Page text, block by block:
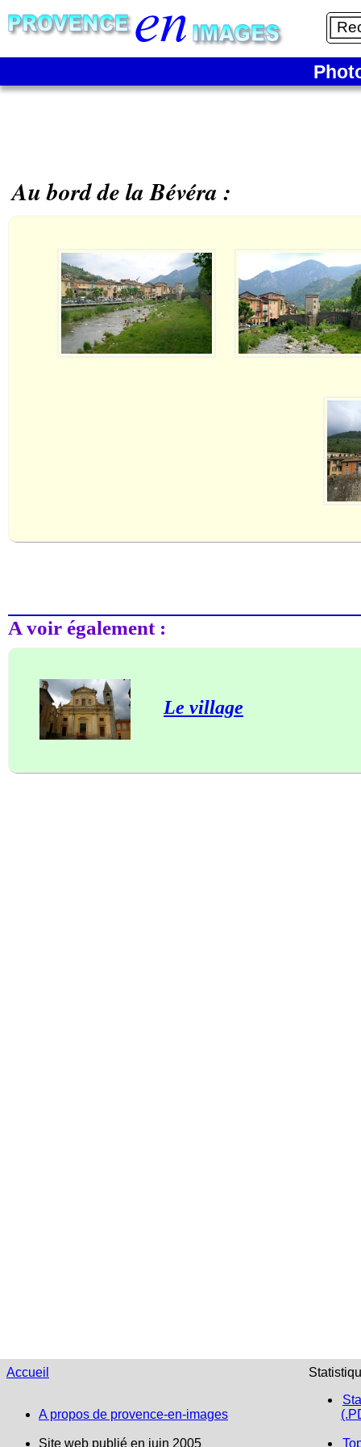
Au bord de la Bévéra :
A voir également :
Le village
Accueil
A propos de provence-en-images
Site web publié en juin 2005